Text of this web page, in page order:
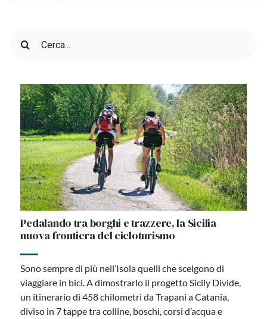
per:
Pedalando tra borghi e trazzere, la Sicilia
nuova frontiera del cicloturismo
Sono sempre di più nell’Isola quelli che scelgono di
viaggiare in bici. A dimostrarlo il progetto Sicily Divide,
un itinerario di 458 chilometri da Trapani a Catania,
diviso in 7 tappe tra colline, boschi, corsi d’acqua e